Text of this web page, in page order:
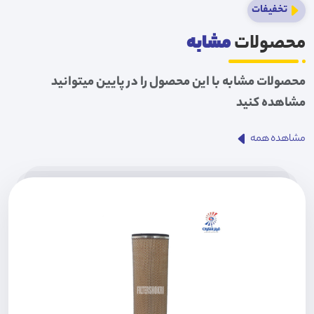
تخفیفات
محصولاتمشابه
محصولات مشابه با این محصول را در پایین میتوانید
مشاهده کنید
مشاهده همه